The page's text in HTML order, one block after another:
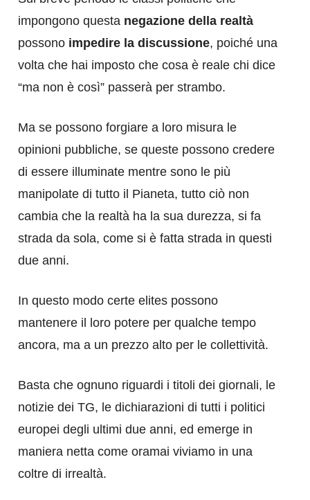
impongono questa negazione della realtà
possono impedire la discussione, poiché una
volta che hai imposto che cosa è reale chi dice
“ma non è così” passerà per strambo.
Ma se possono forgiare a loro misura le
opinioni pubbliche, se queste possono credere
di essere illuminate mentre sono le più
manipolate di tutto il Pianeta, tutto ciò non
cambia che la realtà ha la sua durezza, si fa
strada da sola, come si è fatta strada in questi
due anni.
In questo modo certe elites possono
mantenere il loro potere per qualche tempo
ancora, ma a un prezzo alto per le collettività.
Basta che ognuno riguardi i titoli dei giornali, le
notizie dei TG, le dichiarazioni di tutti i politici
europei degli ultimi due anni, ed emerge in
maniera netta come oramai viviamo in una
coltre di irrealtà.